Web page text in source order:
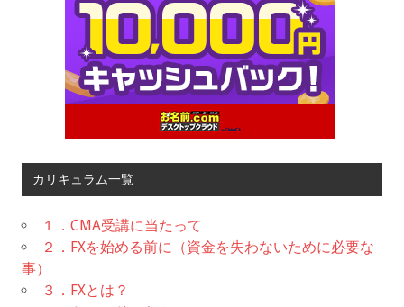
カリキュラム一覧
１．CMA受講に当たって
２．FXを始める前に（資金を失わないために必要な
事）
３．FXとは？